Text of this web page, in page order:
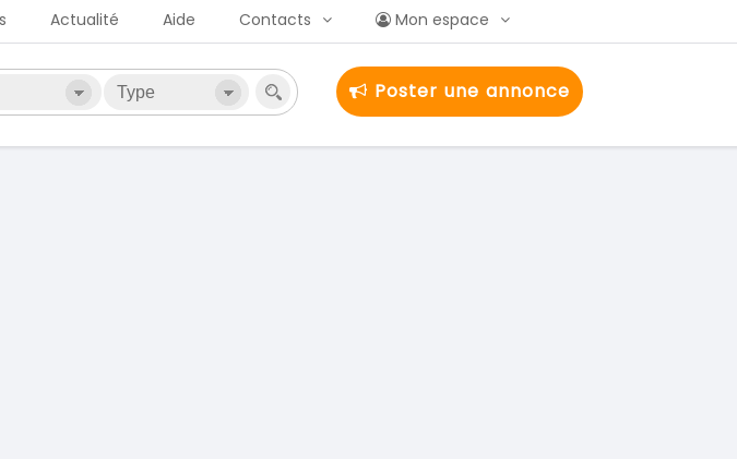
Actualité Aide Contacts Mon espace
Poster une annonce